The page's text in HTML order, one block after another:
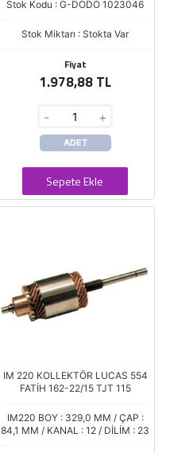
Stok Kodu : G-DODO 1023046
Stok Miktarı : Stokta Var
Fiyat
1.978,88 TL
- +
ADET
Sepete Ekle
IM 220 KOLLEKTÖR LUCAS 554
FATİH 162-22/15 TJT 115
IM220 BOY : 329,0 MM / ÇAP :
84,1 MM / KANAL : 12 / DİLİM : 23